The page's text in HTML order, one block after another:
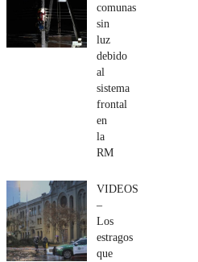
comunas
sin
luz
debido
al
sistema
frontal
en
la
RM
VIDEOS
–
Los
estragos
que